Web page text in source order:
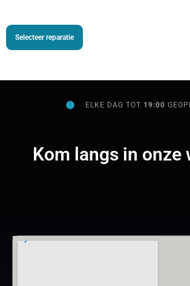
Selecteer reparatie
ELKE DAG TOT 19:00
Kom langs in onze